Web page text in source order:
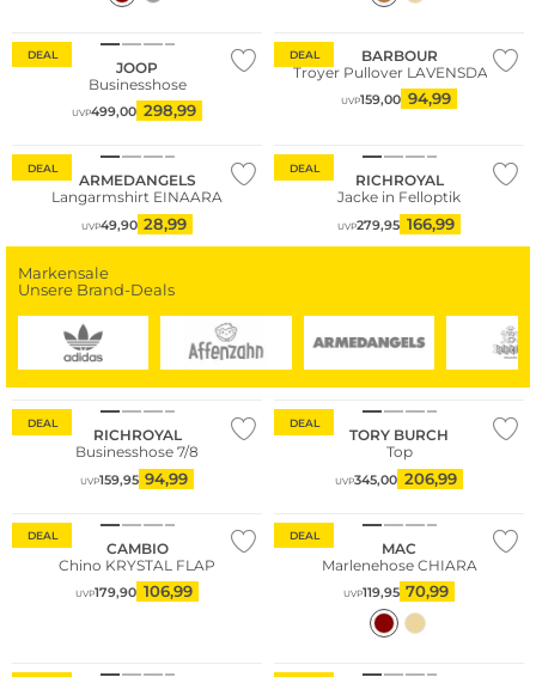
DEAL
JOOP
Businesshose
UVP499,00 298,99
DEAL
BARBOUR
Troyer Pullover LAVENSDALE
UVP159,00 94,99
DEAL
ARMEDANGELS
Langarmshirt EINAARA
UVP49,90 28,99
DEAL
RICHROYAL
Jacke in Felloptik
UVP279,95 166,99
Markensale
Unsere Brand-Deals
DEAL
RICHROYAL
Businesshose 7/8
UVP159,95 94,99
DEAL
TORY BURCH
Top
UVP345,00 206,99
DEAL
CAMBIO
Chino KRYSTAL FLAP
UVP179,90 106,99
DEAL
MAC
Marlenehose CHIARA
UVP119,95 70,99